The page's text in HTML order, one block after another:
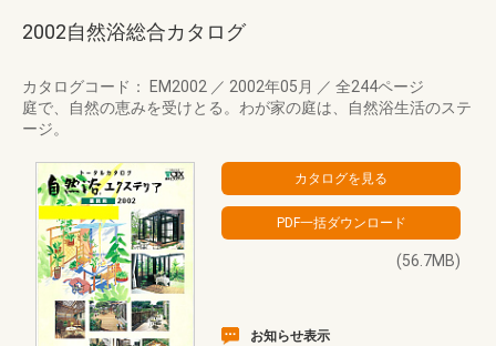
2002自然浴総合カタログ
カタログコード： EM2002 ／ 2002年05月 ／ 全244ページ
庭で、自然の恵みを受けとる。わが家の庭は、自然浴生活のステ
ージ。
(56.7MB)
お知らせ表示